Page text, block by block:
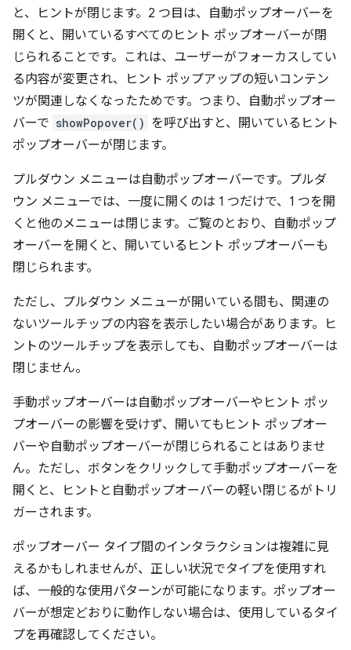
と、ヒントが閉じます。2 つ目は、自動ポップオーバーを
開くと、開いているすべてのヒント ポップオーバーが閉
じられることです。これは、ユーザーがフォーカスしてい
る内容が変更され、ヒント ポップアップの短いコンテン
ツが関連しなくなったためです。つまり、自動ポップオー
バーで showPopover() を呼び出すと、開いているヒント
ポップオーバーが閉じます。
プルダウン メニューは自動ポップオーバーです。プルダ
ウン メニューでは、一度に開くのは 1 つだけで、1 つを開
くと他のメニューは閉じます。ご覧のとおり、自動ポップ
オーバーを開くと、開いているヒント ポップオーバーも
閉じられます。
ただし、プルダウン メニューが開いている間も、関連の
ないツールチップの内容を表示したい場合があります。ヒ
ントのツールチップを表示しても、自動ポップオーバーは
閉じません。
手動ポップオーバーは自動ポップオーバーやヒント ポッ
プオーバーの影響を受けず、開いてもヒント ポップオー
バーや自動ポップオーバーが閉じられることはありませ
ん。ただし、ボタンをクリックして手動ポップオーバーを
開くと、ヒントと自動ポップオーバーの軽い閉じるがトリ
ガーされます。
ポップオーバー タイプ間のインタラクションは複雑に見
えるかもしれませんが、正しい状況でタイプを使用すれ
ば、一般的な使用パターンが可能になります。ポップオー
バーが想定どおりに動作しない場合は、使用しているタイ
プを再確認してください。